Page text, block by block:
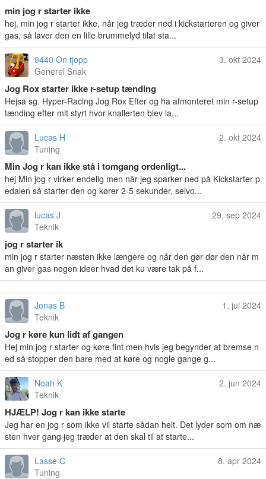
min jog r starter ikke
hej, min jog r starter ikke, når jeg træder ned i kickstarteren og giver
gas, så laver den en lille brummelyd tilat sta...
9440 On tjopp
Generel Snak
3. okt 2024
Jog Rox starter ikke r-setup tænding
Hejsa sg. Hyper-Racing Jog Rox Efter og ha afmonteret min r-setup
tænding efter mit styrt hvor knallerten blev la...
Lucas H
Tuning
2. okt 2024
Min Jog r kan ikke stå i tomgang ordenligt...
hej Min jog r virker endelig men når jeg sparker ned på Kickstarter p
edalen så starter den og kører 2-5 sekunder, selvo...
lucas J
Teknik
29. sep 2024
jog r starter ik
min jog r starter næsten ikke længere og når den gør dør den når m
an giver gas nogen ideer hvad det ku være tak på f...
Jonas B
Teknik
1. jul 2024
Jog r køre kun lidt af gangen
Hej min jog r starter og køre fint men hvis jeg begynder at bremse n
ed så stopper den bare med at køre og nogle gange g...
Noah K
Teknik
2. jun 2024
HJÆLP! Jog r kan ikke starte
Jeg har en jog r som ikke vil starte sådan helt. Det lyder som om næ
sten hver gang jeg træder at den skal til at starte...
Lasse C
Tuning
8. apr 2024